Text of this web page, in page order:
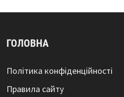
ГОЛОВНА
Політика конфіденційності
Правила сайту